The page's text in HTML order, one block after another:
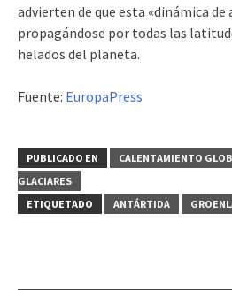
advierten de que esta «dinámica
propagándose por todas las
helados del planeta.
Fuente: EuropaPress
PUBLICADO EN CALENTAMIENTO
GLACIARES
ETIQUETADO
ANTÁRTIDA